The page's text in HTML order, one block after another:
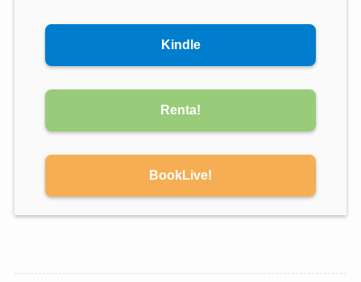
Kindle
Renta!
BookLive!